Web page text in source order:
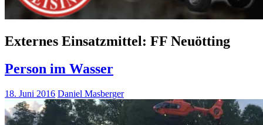
Externes Einsatzmittel: FF Neuötting
Person im Wasser
18. Juni 2016 Daniel Masberger